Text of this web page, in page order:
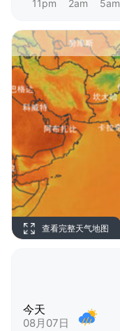
11pm 2am 5am
查看完整天气地图
今天
08月07日